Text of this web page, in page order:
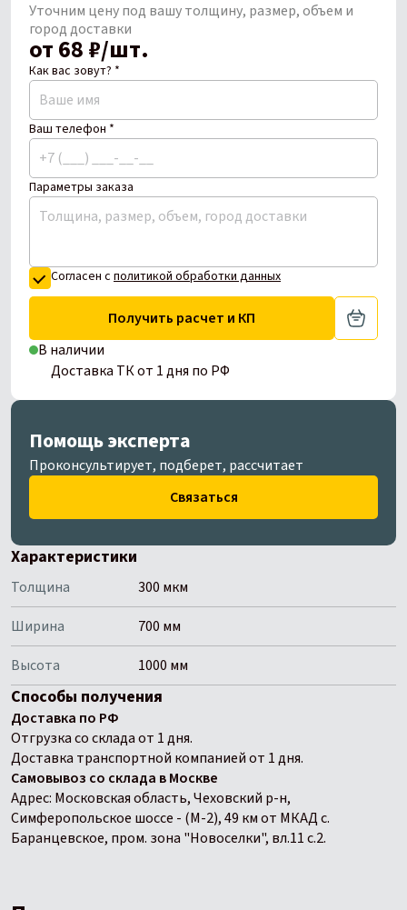
Характеристики
Толщина
300 мкм
Ширина
700 мм
Высота
1000 мм
Способы получения
Доставка по РФ
Отгрузка со склада от 1 дня.
Доставка транспортной компанией от 1 дня.
Самовывоз со склада в Москве
Адрес: Московская область, Чеховский р-н,
Симферопольское шоссе - (М-2), 49 км от МКАД с.
Баранцевское, пром. зона "Новоселки", вл.11 с.2.
Уточним цену под вашу толщину, размер, объем и
город доставки
от 68 ₽/шт.
Как вас зовут? *
Ваш телефон *
Параметры заказа
Согласен с политикой обработки данных
Получить расчет и КП
В наличии
Доставка ТК от 1 дня по РФ
Помощь эксперта
Проконсультирует, подберет, рассчитает
Связаться